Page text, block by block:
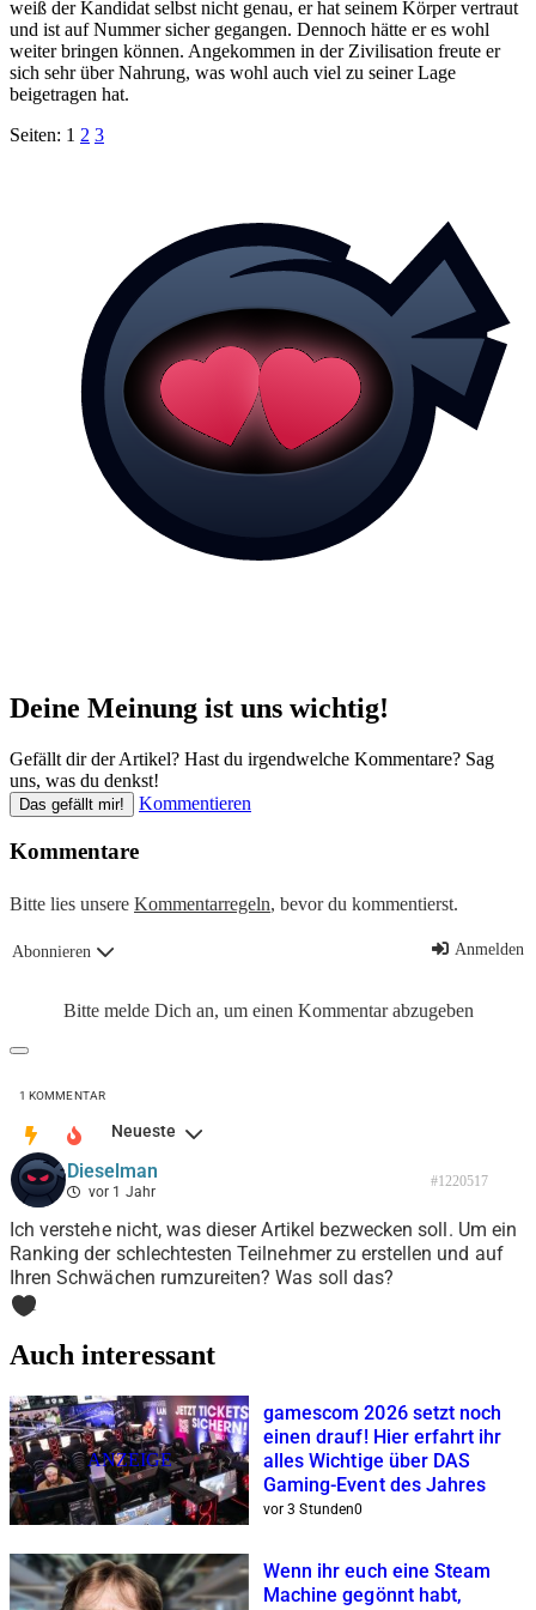
weiß der Kandidat selbst nicht genau, er hat seinem Körper vertraut
und ist auf Nummer sicher gegangen. Dennoch hätte er es wohl
weiter bringen können. Angekommen in der Zivilisation freute er
sich sehr über Nahrung, was wohl auch viel zu seiner Lage
beigetragen hat.
Seiten: 1 2 3
Deine Meinung ist uns wichtig!
Gefällt dir der Artikel? Hast du irgendwelche Kommentare? Sag
uns, was du denkst!
Das gefällt mir! Kommentieren
Kommentare
Bitte lies unsere Kommentarregeln, bevor du kommentierst.
Abonnieren Anmelden
Bitte melde Dich an, um einen Kommentar abzugeben
1 KOMMENTAR
Neueste
Dieselman
vor 1 Jahr
#1220517
Ich verstehe nicht, was dieser Artikel bezwecken soll. Um ein
Ranking der schlechtesten Teilnehmer zu erstellen und auf
Ihren Schwächen rumzureiten? Was soll das?
1
Auch interessant
ANZEIGE
gamescom 2026 setzt noch
einen drauf! Hier erfahrt ihr
alles Wichtige über DAS
Gaming-Event des Jahres
vor 3 Stunden0
Wenn ihr euch eine Steam
Machine gegönnt habt,